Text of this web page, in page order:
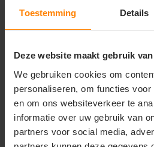
Toestemming Details
Deze website maakt gebruik
We gebruiken cookies om
personaliseren, om functies
en om ons websiteverkeer te
informatie over uw gebruik van
partners voor social media,
Artikelnummer:
1907377.
Vragen? Neem
op met onze
klantenservice
call +31(0)418 511 972